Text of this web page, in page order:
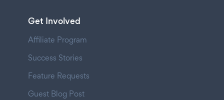
Get Involved
Affiliate Program
Success Stories
Feature Requests
Guest Blog Post